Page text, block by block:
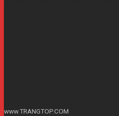
www.TRANGTOP.COM